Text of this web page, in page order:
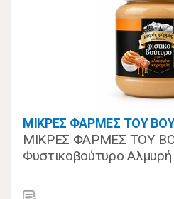
ΜΙΚΡΕΣ ΦΑΡΜΕΣ ΤΟΥ
ΜΙΚΡΕΣ ΦΑΡΜΕΣ ΤΟΥ
Φυστικοβούτυρο